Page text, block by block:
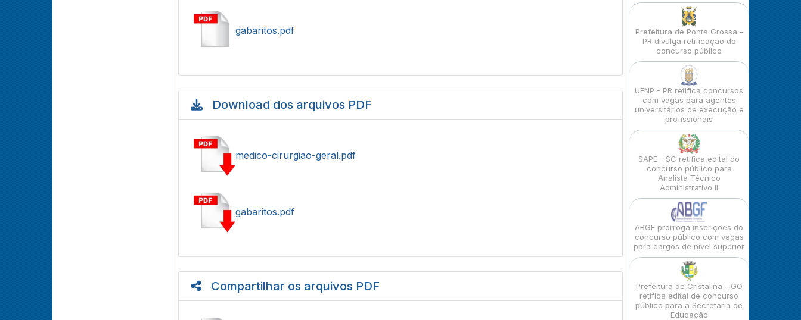
gabaritos.pdf
Download dos arquivos PDF
medico-cirurgiao-geral.pdf
gabaritos.pdf
Compartilhar os arquivos PDF
Prefeitura de Ponta Grossa -
PR divulga retificação do
concurso público
UENP - PR retifica concursos
com vagas para agentes
universitários de execução e
profissionais
SAPE - SC retifica edital do
concurso público para
Analista Técnico
Administrativo II
ABGF prorroga inscrições do
concurso público com vagas
para cargos de nível superior
Prefeitura de Cristalina - GO
retifica edital de concurso
público para a Secretaria de
Educação